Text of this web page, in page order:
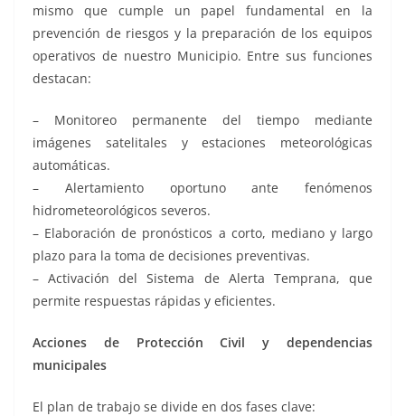
mismo que cumple un papel fundamental en la
prevención de riesgos y la preparación de los equipos
operativos de nuestro Municipio. Entre sus funciones
destacan:
– Monitoreo permanente del tiempo mediante
imágenes satelitales y estaciones meteorológicas
automáticas.
– Alertamiento oportuno ante fenómenos
hidrometeorológicos severos.
– Elaboración de pronósticos a corto, mediano y largo
plazo para la toma de decisiones preventivas.
– Activación del Sistema de Alerta Temprana, que
permite respuestas rápidas y eficientes.
Acciones de Protección Civil y dependencias
municipales
El plan de trabajo se divide en dos fases clave: